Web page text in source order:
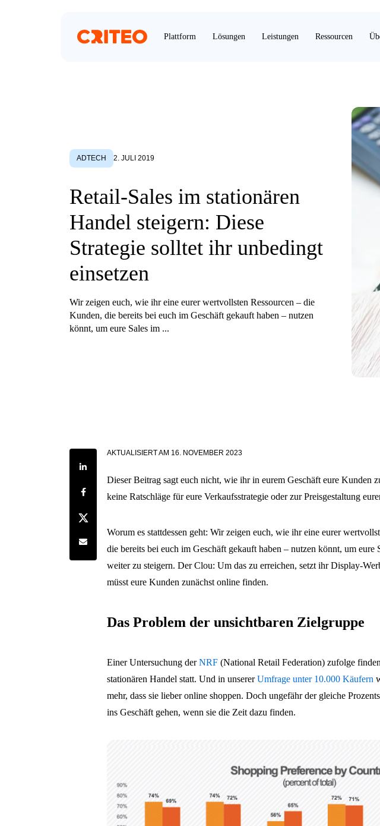
Plattform Lösungen Leistungen Ressourcen
ADTECH 2. JULI 2019
Retail-Sales im stationären
Handel steigern: Diese
Strategie solltet ihr unbedingt
einsetzen
Wir zeigen euch, wie ihr eine eurer wertvollsten Ressourcen – die
Kunden, die bereits bei euch im Geschäft gekauft haben – nutzen
könnt, um eure Sales im ...
Share on LinkedIn
Share on Facebook
Share on Twitter
Share by e-mail
AKTUALISIERT AM 16. NOVEMBER 2023
Dieser Beitrag sagt euch nicht, wie ihr in eurem Geschäft eure Kunden
keine Ratschläge für eure Verkaufsstrategie oder zur Preisgestaltung
Worum es stattdessen geht: Wir zeigen euch, wie ihr eine eurer
die bereits bei euch im Geschäft gekauft haben – nutzen könnt, um eure
weiter zu steigern. Der Clou: Um das zu erreichen, setzt ihr Display-
müsst eure Kunden zunächst online finden.
Das Problem der unsichtbaren Zielgruppe
Einer Untersuchung derNRF (National Retail Federation) zufolge
stationären Handel statt. Und in unsererUmfrage unter 10.000 Käufern
mehr, dass sie lieber online shoppen. Doch ungefähr der gleiche
ins Geschäft gehen, wenn sie die Zeit dazu finden.